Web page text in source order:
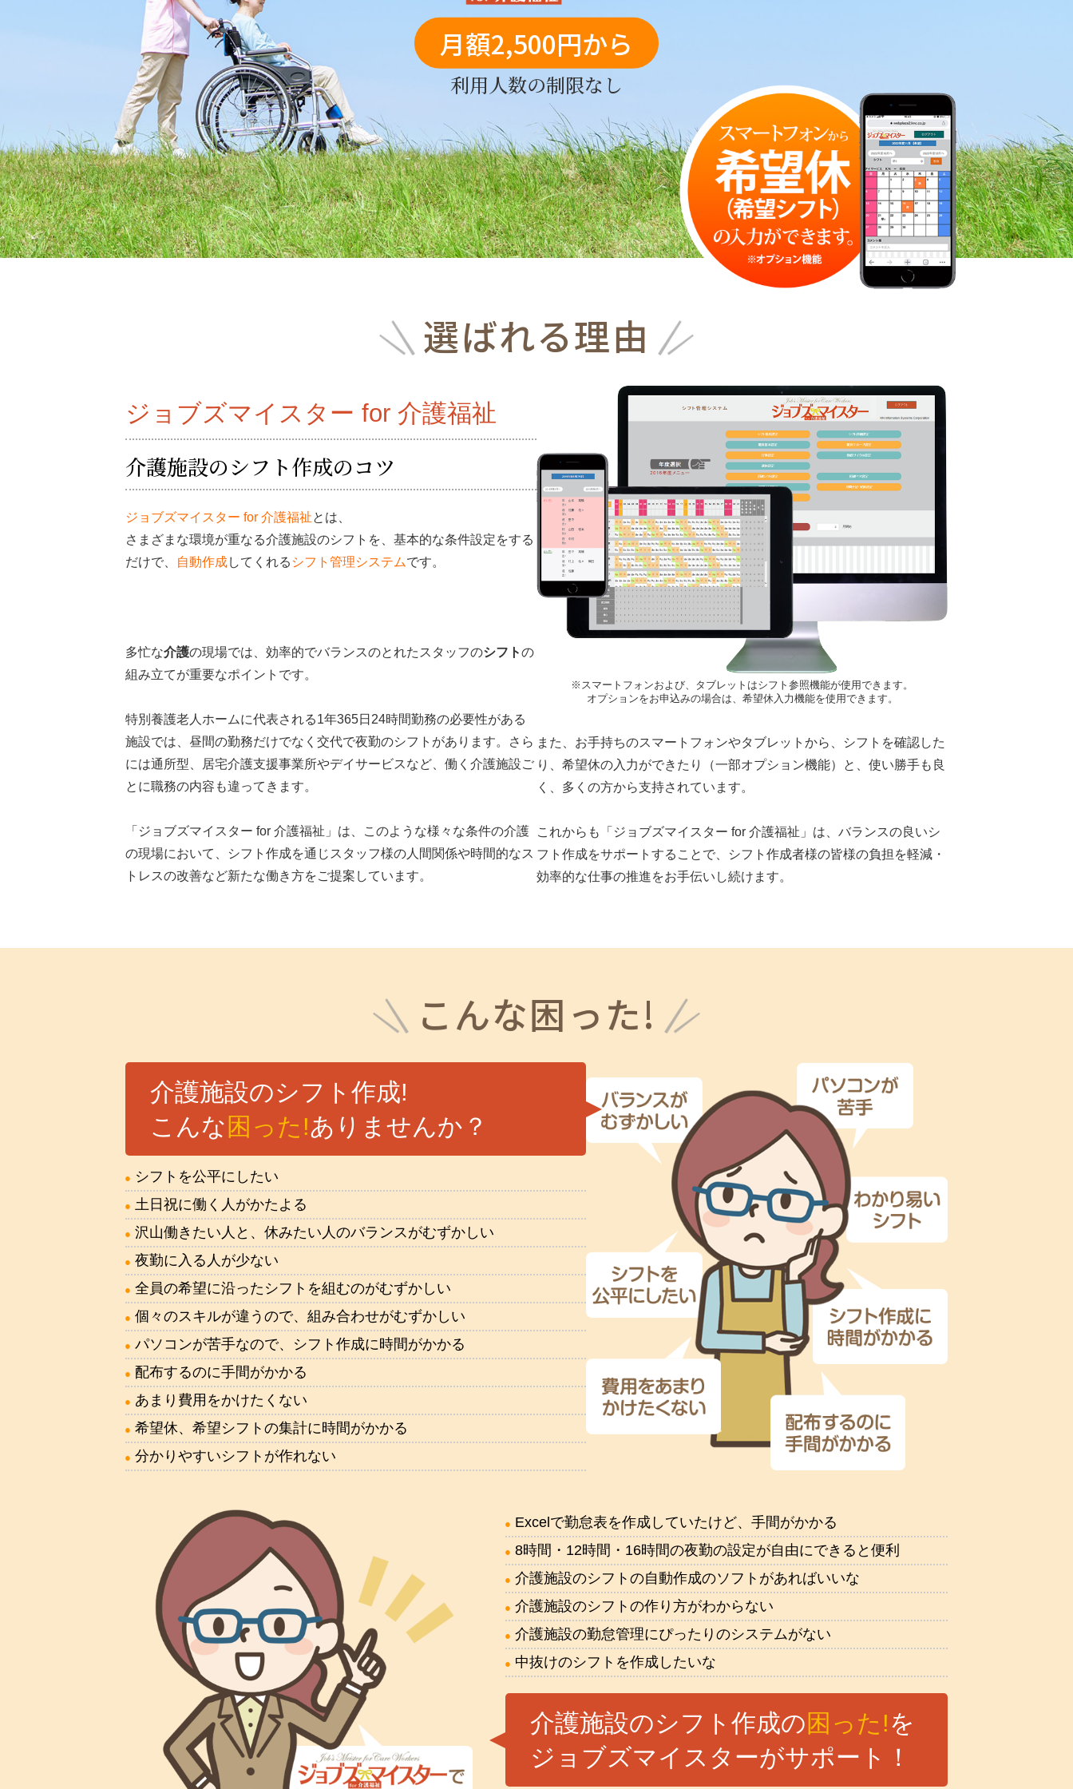
月額2,500円から
利用人数の制限なし
選ばれる理由
ジョブズマイスター for 介護福祉
介護施設のシフト作成のコツ
ジョブズマイスター for 介護福祉とは、
さまざまな環境が重なる介護施設のシフトを、基本的な条件設定をする
だけで、
自動作成してくれる シフト管理システムです。
多忙な介護の現場では、効率的でバランスのとれたスタッフのシフトの
組み立てが重要なポイントです。
特別養護老人ホームに代表される1年365日24時間勤務の必要性がある
施設では、昼間の勤務だけでなく交代で夜勤のシフトがあります。さら
には通所型、居宅介護支援事業所やデイサービスなど、働く介護施設ご
とに職務の内容も違ってきます。
「ジョブズマイスター for 介護福祉」は、このような様々な条件の介護
の現場において、シフト作成を通じスタッフ様の人間関係や時間的なス
トレスの改善など新たな働き方をご提案しています。
※スマートフォンおよび、タブレットはシフト参照機能が使用できます。
オプションをお申込みの場合は、希望休入力機能を使用できます。
また、お手持ちのスマートフォンやタブレットから、シフトを確認した
り、希望休の入力ができたり（一部オプション機能）と、使い勝手も良
く、多くの方から支持されています。
これからも「ジョブズマイスター for 介護福祉」は、バランスの良いシ
フト作成をサポートすることで、シフト作成者様の皆様の負担を軽減・
効率的な仕事の推進をお手伝いし続けます。
こんな困った!
介護施設のシフト作成!
こんな 困った!ありませんか？
シフトを公平にしたい
土日祝に働く人がかたよる
沢山働きたい人と、休みたい人のバランスがむずかしい
夜勤に入る人が少ない
全員の希望に沿ったシフトを組むのがむずかしい
個々のスキルが違うので、組み合わせがむずかしい
パソコンが苦手なので、シフト作成に時間がかかる
配布するのに手間がかかる
あまり費用をかけたくない
希望休、希望シフトの集計に時間がかかる
分かりやすいシフトが作れない
Excelで勤怠表を作成していたけど、手間がかかる
8時間・12時間・16時間の夜勤の設定が自由にできると便利
介護施設のシフトの自動作成のソフトがあればいいな
介護施設のシフトの作り方がわからない
介護施設の勤怠管理にぴったりのシステムがない
中抜けのシフトを作成したいな
介護施設のシフト作成の 困った!を
ジョブズマイスターがサポート！